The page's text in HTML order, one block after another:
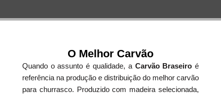
O Melhor Carvão
Quando o assunto é qualidade, a Carvão Braseiro é
referência na produção e distribuição do melhor carvão
para churrasco. Produzido com madeira selecionada,